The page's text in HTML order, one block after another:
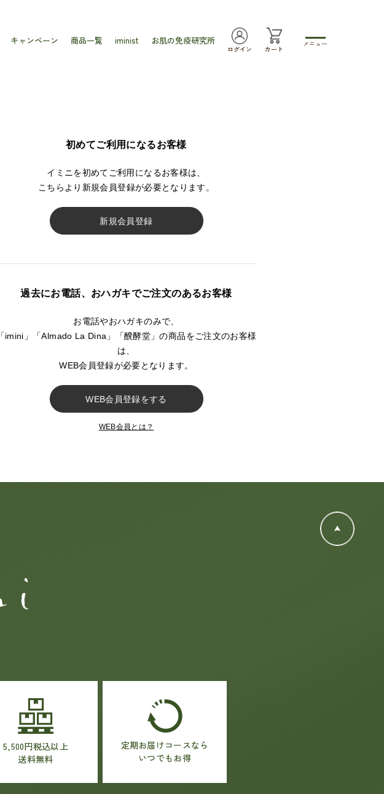
キャンペーン 商品一覧 iminist お肌の免疫研究所
ログイン カート
メニュー
初めてご利用になるお客様
イミニを初めてご利用になるお客様は、
こちらより新規会員登録が必要となります。
過去にお電話、おハガキでご注文のあるお客様
お電話やおハガキのみで、
「imini」「Almado La Dina」「醗酵堂」の商品をご注文のお客様
は、
WEB会員登録が必要となります。
WEB会員とは？
5,500円税込以上
送料無料
定期お届けコースなら
いつでもお得